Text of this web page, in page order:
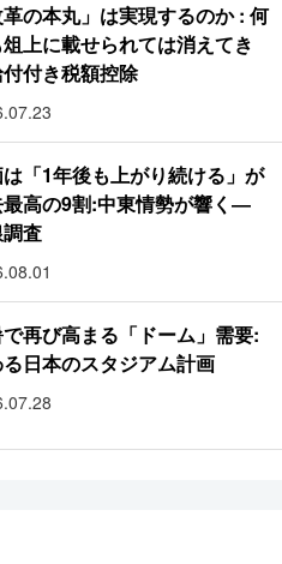
革の本丸」は実現するのか : 何
上に載せられては消えてき
付き税額控除
「1年後も上がり続ける」が
高の9割:中東情勢が響く―
査
再び高まる「ドーム」需要:
日本のスタジアム計画